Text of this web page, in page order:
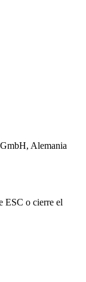
Alemania
ESC o cierre el